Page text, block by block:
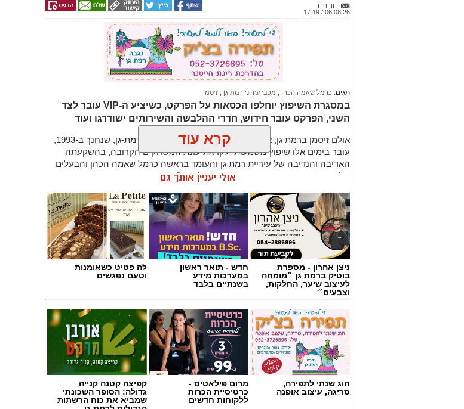
דור הדר
06.08.26 / 17:19
תגים: כרמל שאמה הכהן מכבי עירוני רמת גן זיסמן
במסגרת השיפוץ יוחלפו הכסאות על הפרקט, כשיציע ה-VIP עובר לצד
השני, הפרקט עובר חידוש, חדרי ההלבשה והשירותים ישודרגו ועוד
אולם זיסמן ברמת גן, אולמה הביתי של מכבי קבוצת כנען רמת-גן, שנחנך ב-1993,
עובר בימים אלו שיפוץ משמעותי לקראת עונת המשחקים הקרובה, בהשקעתה
האדיבה והנדיבה של עיריית רמת גן והעומד בראשה כרמל שאמה הכהן והבעלים
של המועדון אבי גבאי הנאמדת בכשני מיליון ש״ח.
במסגרת השיפוץ, יוחלפו כל המושבים על הפרקט ובמקומם יותקנו יציעים חדשים.
יציע ה-VIP עובר צד וימוקם בצד בו היו ממוקמים שולחן המזכירות וספסלי
הקבוצות. אלה עוברים לצד השני מתחת ליציעים המרכזיים של האולם, מול מצלמות
הטלוויזיה. גם משני צידי הפרקט מאחורי הסלים יותקנו יציעים חדשים.
מטרת השינוי היא להעניק לאוהדים חוויית משחק נעימה והיא מתבצע תודות
לתמיכת ראש העיר, כרמל שאמה הכהן ובהובלת מנכ״ל רשות הספורט העירונית
ר״ג, רוני יהודה. בזכות השינוי המתבצע תגדל כמות המקומות ביציעים על הפרקט
בכ-200 מקומות.
קרא עוד
אולי יעניין אותך גם
ניצן אהרון - מספרת
בוטיק ברמת גן ״מומחה
לעיצוב שיער, החלקות,
וצבעים״
חדש - תואר ראשון
במערכות מידע
בשנתיים בלבד
לה פטיט כשאומנות
וטעם נפגשים
חוג שנתי לתפירה,
סריגה, עיצוב אופנה
מרום פילאטיס -
כרטיסיית הכרות
ללקוחות חדשים
קפיצה קטנה קנייה
גדולה: הסופר השכונתי
שמביא את כוח הרשתות